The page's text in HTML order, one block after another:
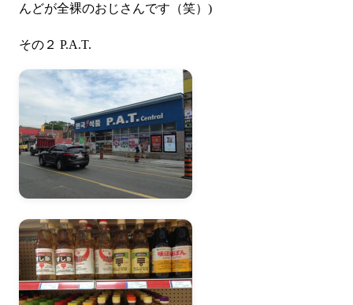
んどが全裸のおじさんです（笑）)
その２ P.A.T.